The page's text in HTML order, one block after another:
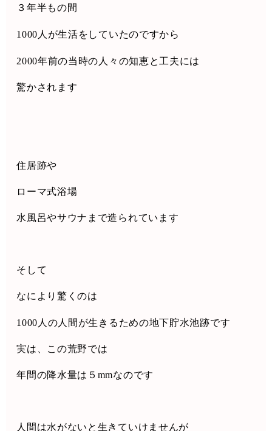
３年半もの間
1000 人が生活をしていたのですから
2000年前の当時の人々の知恵と工夫には
驚かされます
住居跡や
ローマ式浴場
水風呂やサウナまで造られています
そして
なにより驚くのは
1000 人の人間が生きるための地下貯水池跡です
実は、この荒野では
年間の降水量は５ mmなのです
人間は水がないと生きていけませんが